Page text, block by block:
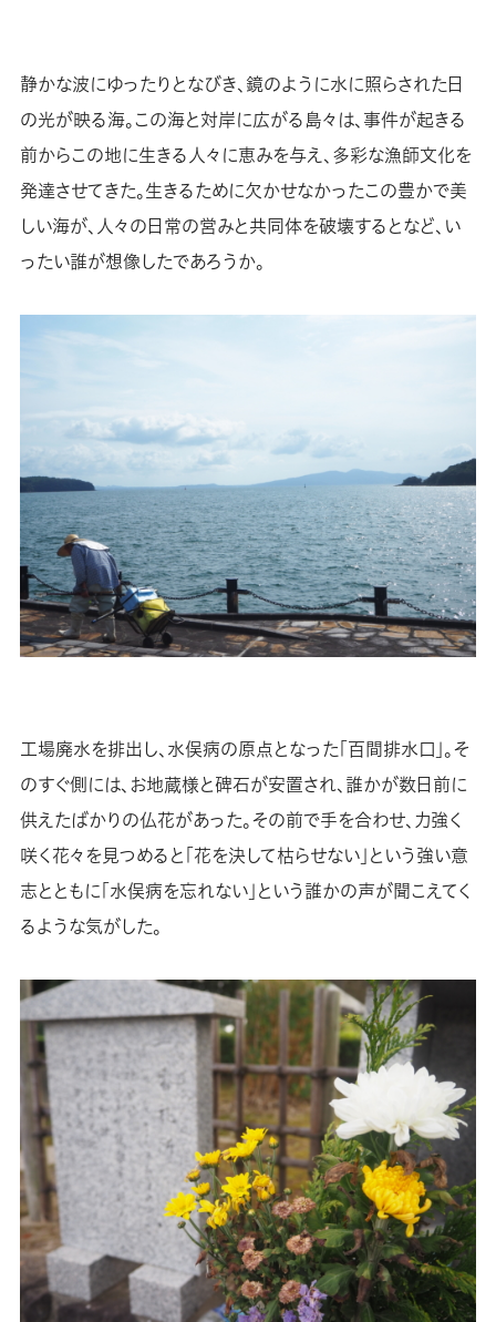
静かな波にゆったりとなびき、鏡のように水に照らされた日
の光が映る海。この海と対岸に広がる島々は、事件が起きる
前からこの地に生きる人々に恵みを与え、多彩な漁師文化を
発達させてきた。生きるために欠かせなかったこの豊かで美
しい海が、人々の日常の営みと共同体を破壊するとなど、い
ったい誰が想像したであろうか。
工場廃水を排出し、水俣病の原点となった「百間排水口」。そ
のすぐ側には、お地蔵様と碑石が安置され、誰かが数日前に
供えたばかりの仏花があった。その前で手を合わせ、力強く
咲く花々を見つめると「花を決して枯らせない」という強い意
志とともに「水俣病を忘れない」という誰かの声が聞こえてく
るような気がした。